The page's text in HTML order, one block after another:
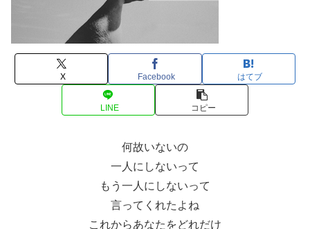
X Facebook はてブ
LINE コピー
何故いないの
一人にしないって
もう一人にしないって
言ってくれたよね
これからあなたをどれだけ